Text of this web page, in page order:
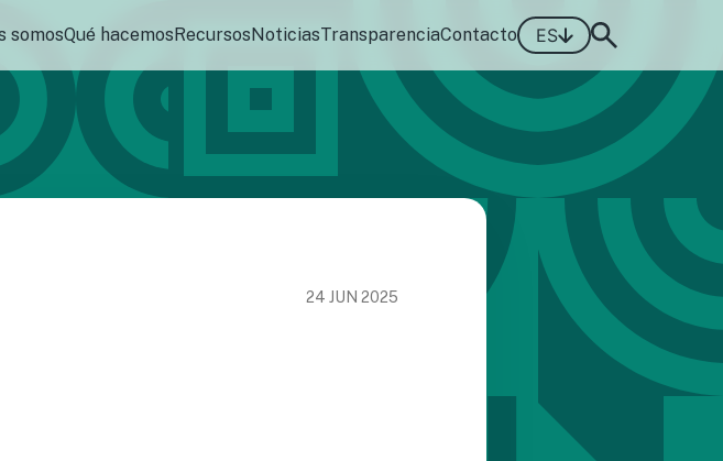
somosQué hacemosRecursosNoticiasTransparenciaContacto ES
24 JUN 2025